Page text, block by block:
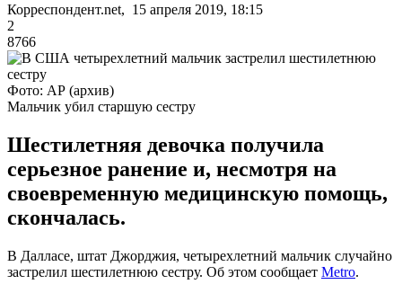
Корреспондент.net, 15 апреля 2019, 18:15
2
8766
Фото: АР (архив)
Мальчик убил старшую сестру
Шестилетняя девочка получила
серьезное ранение и, несмотря на
своевременную медицинскую помощь,
скончалась.
В Далласе, штат Джорджия, четырехлетний мальчик случайно
застрелил шестилетнюю сестру. Об этом сообщает Metro.